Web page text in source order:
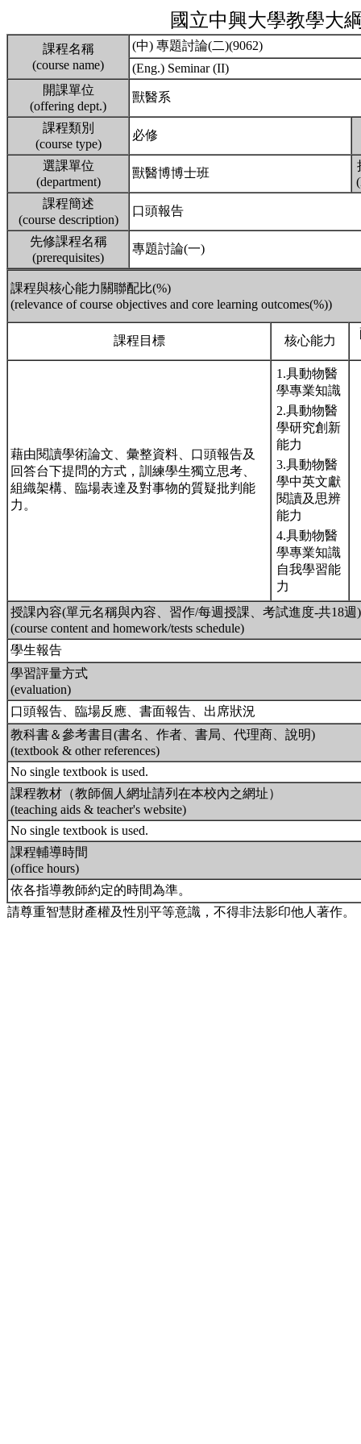
國立中興大學教學大
課程名稱
(course name)
(中) 專題討論(二)(9062)
(Eng.) Seminar (II)
開課單位
(offering dept.)
獸醫系
課程類別
(course type)
必修
選課單位
(department)
獸醫博博士班
課程簡述
(course description)
口頭報告
先修課程名稱
(prerequisites)
專題討論(一)
課程與核心能力關聯配比(%)
(relevance of course objectives and core learning outcomes(%))
課程目標 核心能力
藉由閱讀學術論文、彙整資料、口頭報告及
回答台下提問的方式，訓練學生獨立思考、
組織架構、臨場表達及對事物的質疑批判能
力。
1.具動物醫
學專業知識
2.具動物醫
學研究創新
能力
3.具動物醫
學中英文獻
閱讀及思辨
能力
4.具動物醫
學專業知識
自我學習能
力
授課內容(單元名稱與內容、習作/每週授課、考試進度-共18週)
(course content and homework/tests schedule)
學生報告
學習評量方式
(evaluation)
口頭報告、臨場反應、書面報告、出席狀況
教科書＆參考書目(書名、作者、書局、代理商、說明)
(textbook & other references)
No single textbook is used.
課程教材（教師個人網址請列在本校內之網址）
(teaching aids & teacher's website)
No single textbook is used.
課程輔導時間
(office hours)
依各指導教師約定的時間為準。
請尊重智慧財產權及性別平等意識，不得非法影印他人著作。